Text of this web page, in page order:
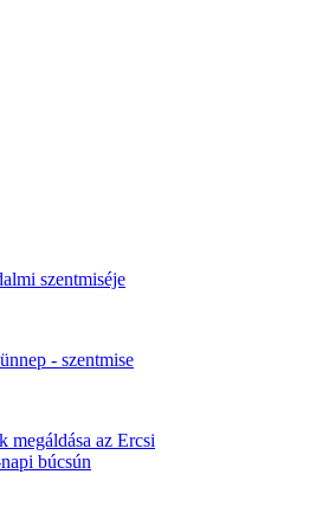
szentmiséje
- szentmise
megáldása az Ercsi
búcsún